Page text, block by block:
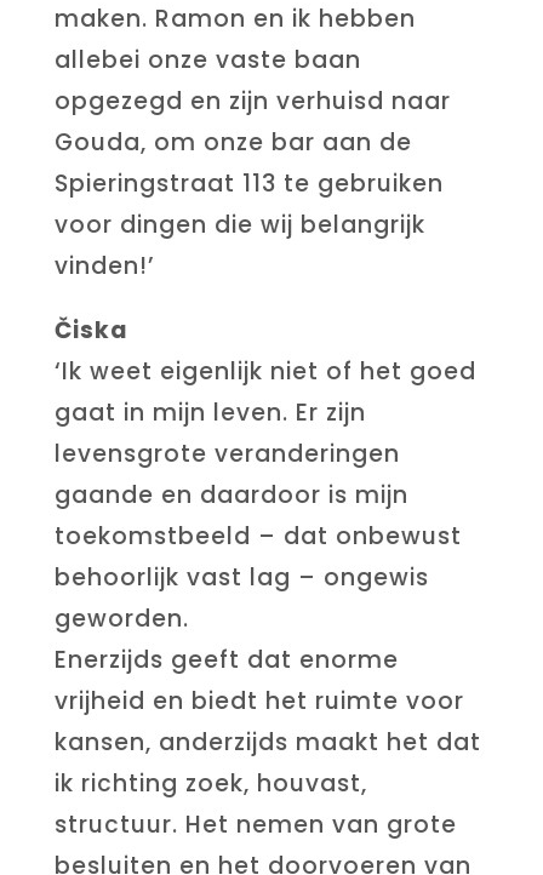
maken. Ramon en ik hebben
allebei onze vaste baan
opgezegd en zijn verhuisd naar
Gouda, om onze bar aan de
Spieringstraat 113 te gebruiken
voor dingen die wij belangrijk
vinden!’
Čiska
‘Ik weet eigenlijk niet of het goed
gaat in mijn leven. Er zijn
levensgrote veranderingen
gaande en daardoor is mijn
toekomstbeeld – dat onbewust
behoorlijk vast lag – ongewis
geworden.
Enerzijds geeft dat enorme
vrijheid en biedt het ruimte voor
kansen, anderzijds maakt het dat
ik richting zoek, houvast,
structuur. Het nemen van grote
besluiten en het doorvoeren van